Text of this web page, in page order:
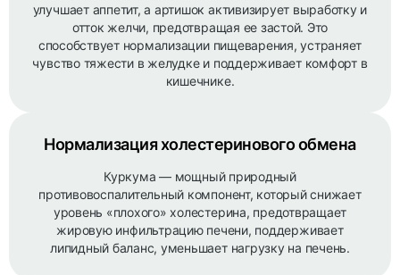
улучшает аппетит, а артишок активизирует выработку и
отток желчи, предотвращая ее застой. Это
способствует нормализации пищеварения, устраняет
чувство тяжести в желудке и поддерживает комфорт в
кишечнике.
Нормализация холестеринового обмена
Куркума — мощный природный
противовоспалительный компонент, который снижает
уровень «плохого» холестерина, предотвращает
жировую инфильтрацию печени, поддерживает
липидный баланс, уменьшает нагрузку на печень.